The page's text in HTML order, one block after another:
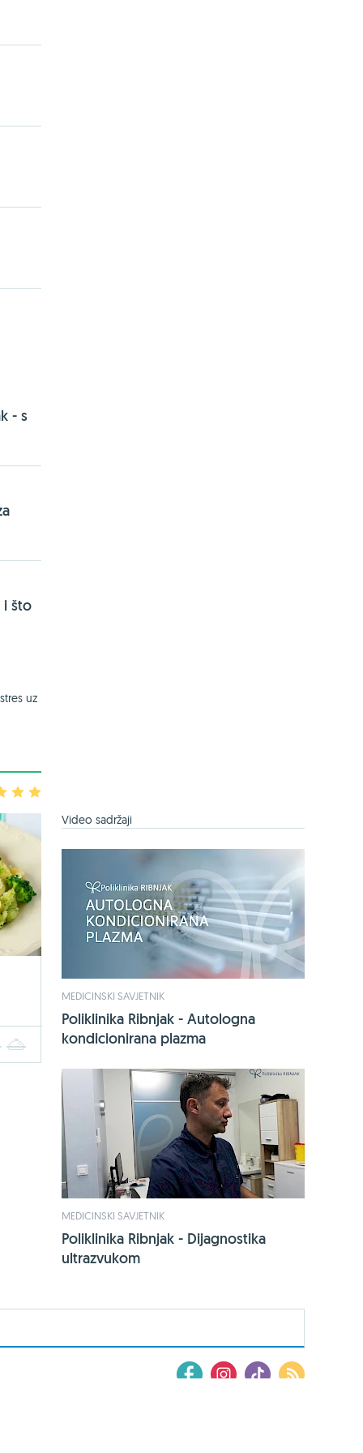
- s
i što
uz
3 4
4
Video sadržaji
MEDICINSKI SAVJETNIK
Poliklinika Ribnjak - Autologna
kondicionirana plazma
MEDICINSKI SAVJETNIK
Poliklinika Ribnjak - Dijagnostika
ultrazvukom